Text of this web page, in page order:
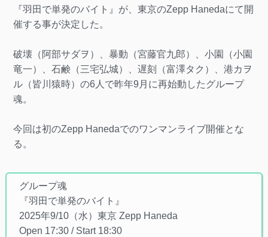
『羽田で単発のバイト』が、東京のZepp Hanedaにて開
催する事が決定した。
破壊（阿部サダヲ）、暴動（宮藤官九郎）、小園（小園
竜一）、石鹸（三宅弘城）、遅刻（富澤タク）、港カヲ
ル（皆川猿時）の6人で昨年9月に再始動したグループ
魂。
今回は初のZepp Hanedaでのワンマンライブ開催とな
る。
グループ魂
『羽田で単発のバイト』
2025年9/10（水）東京 Zepp Haneda
Open 17:30 / Start 18:30